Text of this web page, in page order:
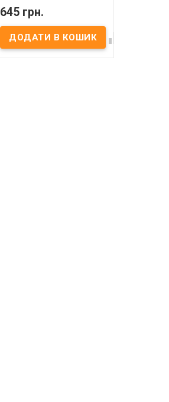

В наявності
Описание: штора 300х300
см Тип: для кухни, гостиной,
дверного проема, Цвет:
645 грн.
